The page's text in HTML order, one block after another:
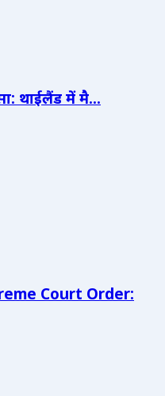
थाईलैंड में मै...
Court Order: